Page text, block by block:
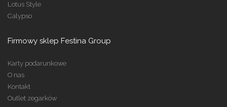
Lotus Style
Calypso
Firmowy sklep Festina Group
Karty podarunkowe
O nas
Kontakt
Outlet zegarków